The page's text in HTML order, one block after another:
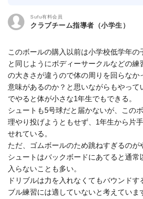
Sufu有料会員
クラブチーム指導者（小学生）
このボールの購入以前は小学校低学年の
と同じようにボディーサークルなどの練
の大きさが違うので体の周りを回らなか
意味があるのか？と思いながらもやって
でやると体が小さな1年生でもできる。
シュートも5号球だと届かないが、この
理やり投げようともせず、1年生から片
せれている。
ただ、ゴムボールのため跳ねすぎるのが
シュートはバックボードにあてると通常
入らないことも多い。
ドリブルは力を入れなくてもバウンドす
ブル練習には適していないと考えていま